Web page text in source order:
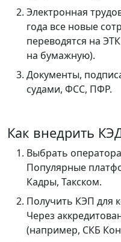
Электронная
года все новые
переводятся на
на бумажную).
Документы,
судами, ФСС, ПФР.
Как внедрить
Выбрать
Популярные
Кадры, Такском.
Получить КЭП для
Через
(например, СКБ